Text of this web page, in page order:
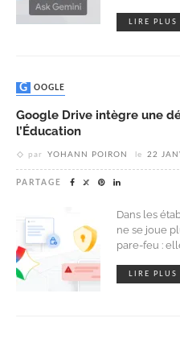
LIRE PLUS
GOOGLE
Google Drive intègre une
l’Éducation
par YOHANN POIRON le 22
PARTAGE
Dans les
ne se joue
pare-feu :
LIRE PLUS